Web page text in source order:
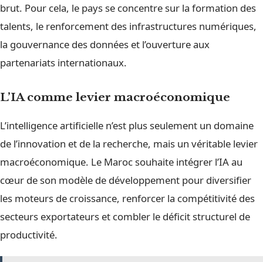
brut. Pour cela, le pays se concentre sur la formation des
talents, le renforcement des infrastructures numériques,
la gouvernance des données et l’ouverture aux
partenariats internationaux.
L’IA comme levier macroéconomique
L’intelligence artificielle n’est plus seulement un domaine
de l’innovation et de la recherche, mais un véritable levier
macroéconomique. Le Maroc souhaite intégrer l’IA au
cœur de son modèle de développement pour diversifier
les moteurs de croissance, renforcer la compétitivité des
secteurs exportateurs et combler le déficit structurel de
productivité.